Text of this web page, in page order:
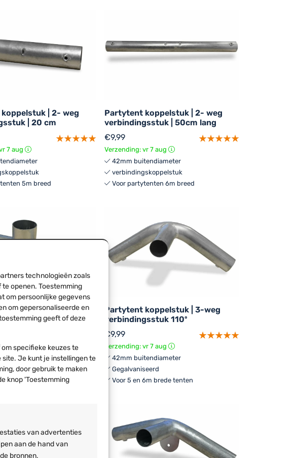
technologieën zoals
openen. Toestemming
om persoonlijke gegevens
om gepersonaliseerde en
geeft of deze
specifieke keuzes te
site. Je kunt je instellingen te
door gebruik te maken
knop 'Toestemming
van advertenties
aan de hand van
bronnen.
| 2- weg
| 20 cm
7 aug
5m breed
Partytent koppelstuk | 2- weg
verbindingsstuk | 50cm lang
€9,99
Verzending: vr 7 aug
42mm buitendiameter
verbindingskoppelstuk
Voor partytenten 6m breed
| 3- weg
grondframe
7 aug
van middenpalen
Partytent koppelstuk | 3-weg
verbindingsstuk 110º
€9,99
Verzending: vr 7 aug
42mm buitendiameter
Gegalvaniseerd
Voor 5 en 6m brede tenten